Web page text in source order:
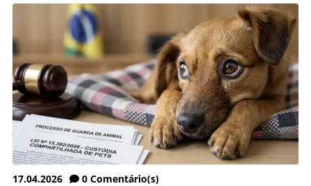
17.04.2026 0 Comentário(s)